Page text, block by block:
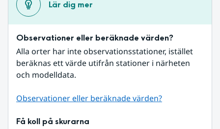
Lär dig mer
Observationer eller beräknade värden?
Alla orter har inte observationsstationer, istället
beräknas ett värde utifrån stationer i närheten
och modelldata.
Observationer eller beräknade värden?
Få koll på skurarna